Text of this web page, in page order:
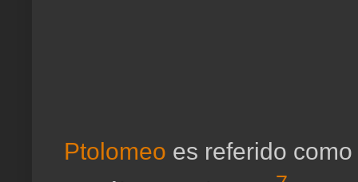
Ptolomeo es referido como